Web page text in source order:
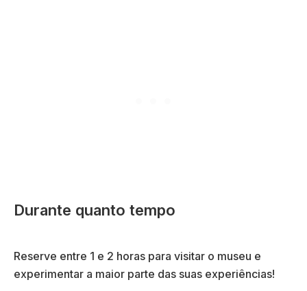
Durante quanto tempo
Reserve entre 1 e 2 horas para visitar o museu e
experimentar a maior parte das suas experiências!